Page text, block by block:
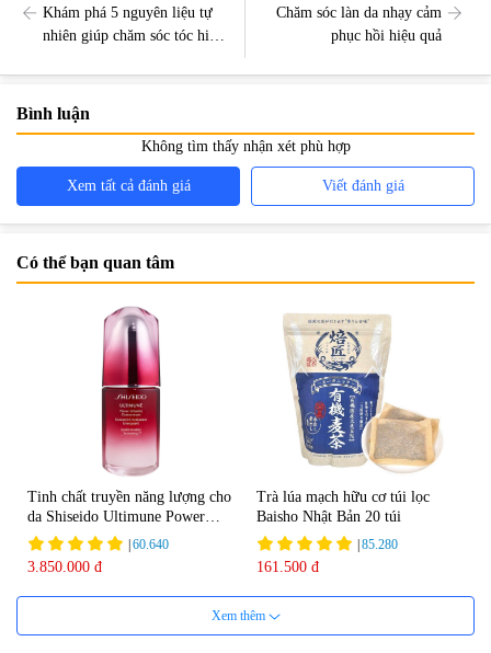
Khám phá 5 nguyên liệu tự
nhiên giúp chăm sóc tóc hiệu
Chăm sóc làn da nhạy cảm
phục hồi hiệu quả
Bình luận
Không tìm thấy nhận xét phù hợp
Xem tất cả đánh giá Viết đánh giá
Có thể bạn quan tâm
Tinh chất truyền năng lượng cho
da Shiseido Ultimune Power
75ml
|60.640
3.850.000 đ
Trà lúa mạch hữu cơ túi lọc
Baisho Nhật Bản 20 túi
|85.280
161.500 đ
Xem thêm